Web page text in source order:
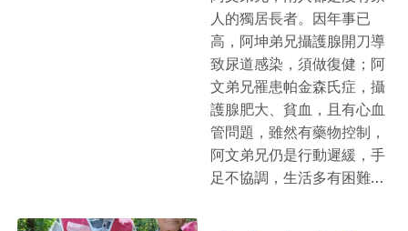
人的獨居長者。因年事已
高，阿坤弟兄攝護腺開刀導
致尿道感染，須做復健；阿
文弟兄罹患帕金森氏症，攝
護腺肥大、貧血，且有心血
管問題，雖然有藥物控制，
阿文弟兄仍是行動遲緩，手
足不協調，生活多有困難…